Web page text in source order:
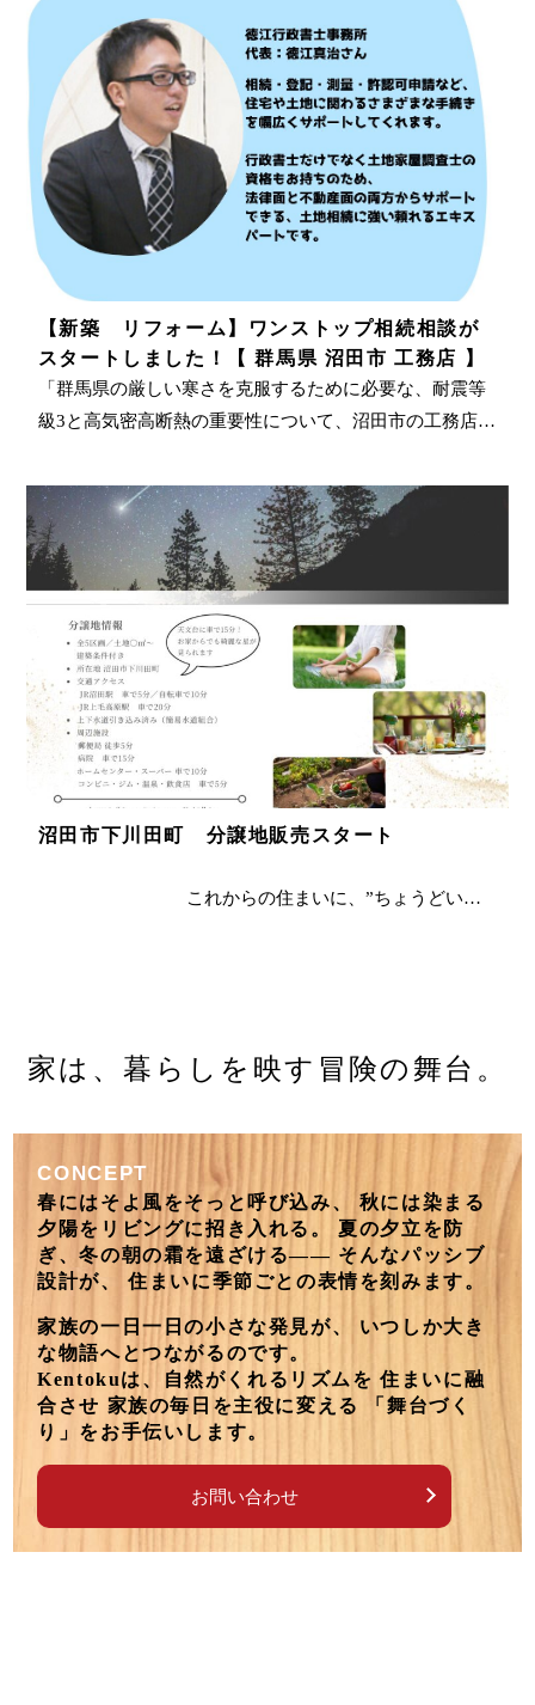
【新築 リフォーム】ワンストップ相続相談が
スタートしました！【 群馬県 沼田市 工務店 】
「群馬県の厳しい寒さを克服するために必要な、耐震等
級3と高気密高断熱の重要性について、沼田市の工務店…
沼田市下川田町 分譲地販売スタート
これからの住まいに、”ちょうどい…
家は、暮らしを映す冒険の舞台。
CONCEPT
春にはそよ風をそっと呼び込み、
秋には染まる
夕陽をリビングに招き入れる。
夏の夕立を防
ぎ、冬の朝の霜を遠ざける―― そんなパッシブ
設計が、
住まいに季節ごとの表情を刻みます。
家族の一日一日の小さな発見が、
いつしか大き
な物語へとつながるのです。
Kentokuは、自然がくれるリズムを 住まいに融
合させ 家族の毎日を主役に変える
「舞台づく
り」をお手伝いします。
お問い合わせ